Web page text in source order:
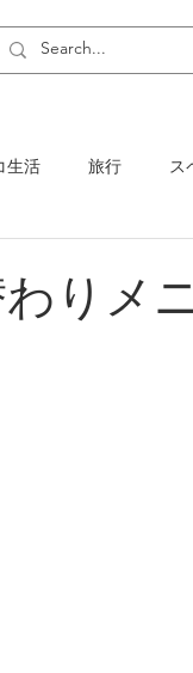
生活 旅行 ス
わりメ